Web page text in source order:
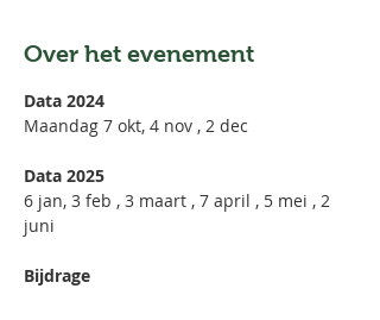
Over het evenement
Data 2024
Maandag 7 okt, 4 nov , 2 dec
Data 2025
6 jan, 3 feb , 3 maart , 7 april , 5 mei , 2
juni
Bijdrage